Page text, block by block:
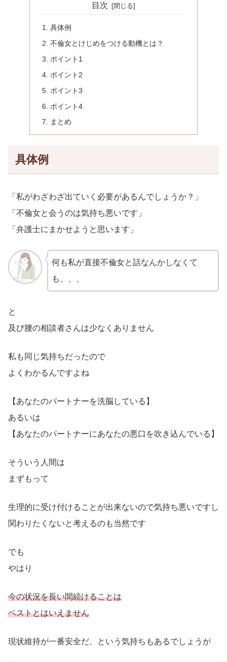
目次
具体例
不倫女とけじめをつける動機とは？
ポイント1
ポイント2
ポイント3
ポイント4
まとめ
具体例
「私がわざわざ出ていく必要があるんでしょうか？」
「不倫女と会うのは気持ち悪いです」
「弁護士にまかせようと思います」
何も私が直接不倫女と話なんかしなくて
も、、、
と
及び腰の相談者さんは少なくありません
私も同じ気持ちだったので
よくわかるんですよね
【あなたのパートナーを洗脳している】
あるいは
【あなたのパートナーにあなたの悪口を吹き込んでいる】
そういう人間は
まずもって
生理的に受け付けることが出来ないので気持ち悪いですし
関わりたくないと考えるのも当然です
でも
やはり
今の状況を長い間続けることは
ベストとはいえません
現状維持が一番安全だ、という気持ちもあるでしょうが